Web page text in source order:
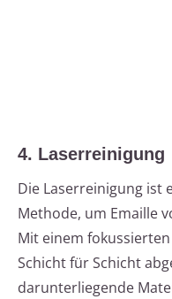
4. Laserreinigung
Die Laserreinigung ist
Methode, um Emaille
Mit einem
Schicht für Schicht
darunterliegende